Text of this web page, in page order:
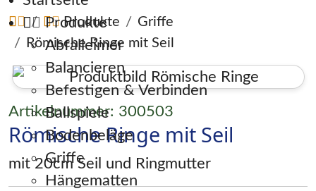
Produkte
Abfalleimer
Balancieren
Befestigen & Verbinden
Ballspiele
Bodenbeläge
Griffe
Hängematten
Produkte
Griffe
Römische Ringe mit Seil
Artikelnummer: 300503
Römische Ringe mit Seil
mit 20cm Seil und Ringmutter